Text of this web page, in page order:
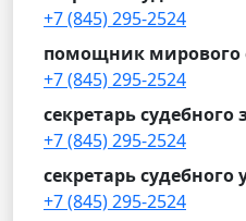
+7 (845) 295-2524
помощник мирового
+7 (845) 295-2524
секретарь судебного
+7 (845) 295-2524
секретарь судебного
+7 (845) 295-2524